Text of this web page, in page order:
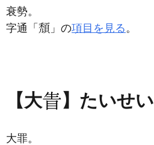
衰勢。
字通「
」の項目を見る。
【大 】たいせい
大罪。